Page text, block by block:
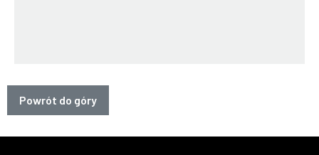
Powrót do góry